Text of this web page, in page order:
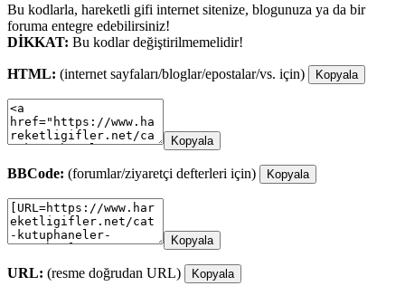
Bu kodlarla, hareketli gifi internet sitenize, blogunuza ya da bir
foruma entegre edebilirsiniz!
DİKKAT: Bu kodlar değiştirilmemelidir!
HTML: (internet sayfaları/bloglar/epostalar/vs. için) Kopyala
Kopyala
BBCode: (forumlar/ziyaretçi defterleri için) Kopyala
Kopyala
URL: (resme doğrudan URL) Kopyala